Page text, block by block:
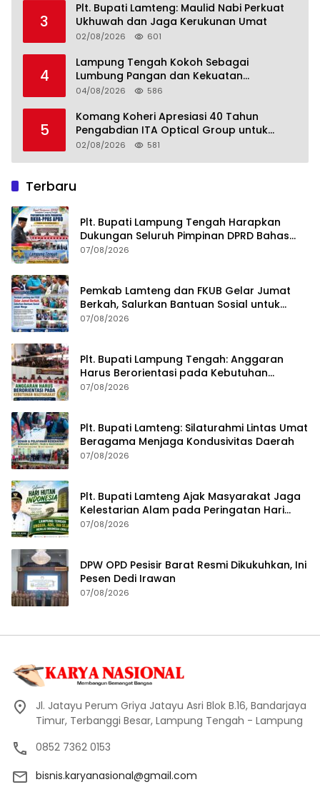
3
Plt. Bupati Lamteng: Maulid Nabi Perkuat
Ukhuwah dan Jaga Kerukunan Umat
02/08/2026 601
4
Lampung Tengah Kokoh Sebagai
Lumbung Pangan dan Kekuatan
Perkebunan Lampung, Komang Koheri:
Menuju Indonesia Emas 2045
04/08/2026 586
5
Komang Koheri Apresiasi 40 Tahun
Pengabdian ITA Optical Group untuk
Kesehatan Mata Masyarakat Lamteng
02/08/2026 581
Terbaru
Plt. Bupati Lampung Tengah Harapkan
Dukungan Seluruh Pimpinan DPRD Bahas
RKUA-PPAS APBD Tahun 2027
07/08/2026
Pemkab Lamteng dan FKUB Gelar Jumat
Berkah, Salurkan Bantuan Sosial untuk
Warga
07/08/2026
Plt. Bupati Lampung Tengah: Anggaran
Harus Berorientasi pada Kebutuhan
Masyarakat
07/08/2026
Plt. Bupati Lamteng: Silaturahmi Lintas Umat
Beragama Menjaga Kondusivitas Daerah
07/08/2026
Plt. Bupati Lamteng Ajak Masyarakat Jaga
Kelestarian Alam pada Peringatan Hari
Hutan Indonesia 2026
07/08/2026
DPW OPD Pesisir Barat Resmi Dikukuhkan, Ini
Pesen Dedi Irawan
07/08/2026
Jl. Jatayu Perum Griya Jatayu Asri Blok B.16, Bandarjaya
Timur, Terbanggi Besar, Lampung Tengah - Lampung
0852 7362 0153
bisnis.karyanasional@gmail.com